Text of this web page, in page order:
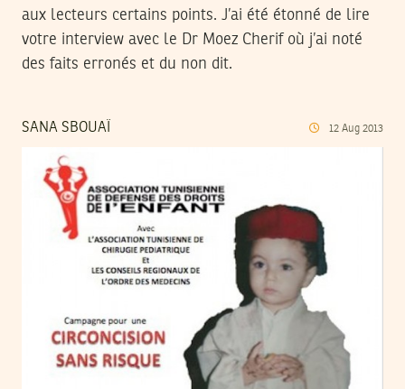
aux lecteurs certains points. J’ai été étonné de lire
votre interview avec le Dr Moez Cherif où j’ai noté
des faits erronés et du non dit.
SANA SBOUAÏ 12 Aug 2013